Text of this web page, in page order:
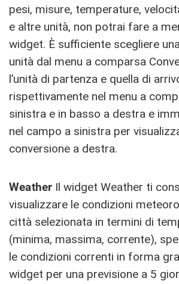
pesi, misure, temperature,
e altre unità, non potrai fare a
widget. È sufficiente scegliere
unità dal menu a comparsa
l’unità di partenza e quella di
rispettivamente nel menu a
sinistra e in basso a destra e
nel campo a sinistra per
conversione a destra.
Weather Il widget Weather ti
visualizzare le condizioni
città selezionata in termini di
(minima, massima, corrente),
le condizioni correnti in forma
widget per una previsione a 5